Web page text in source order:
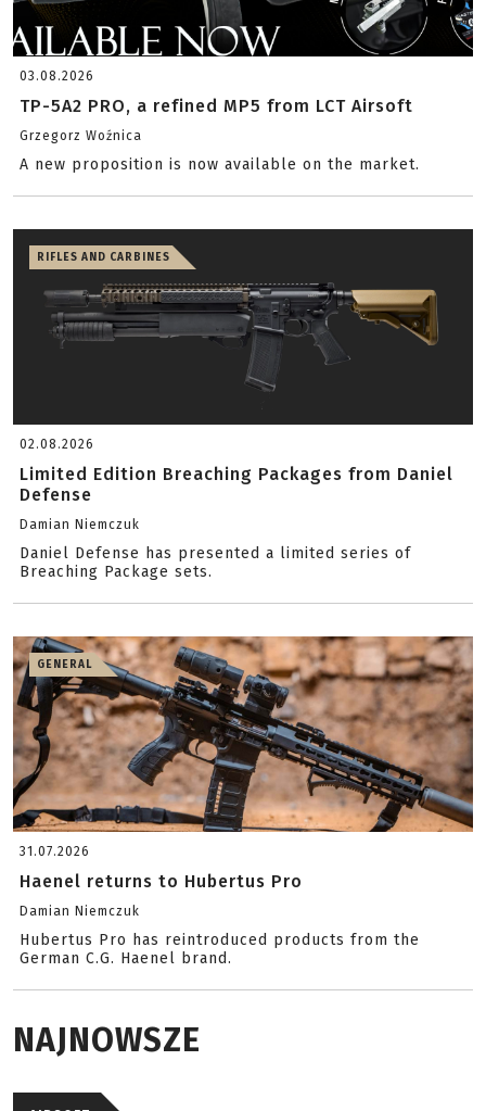
03.08.2026
TP-5A2 PRO, a refined MP5 from LCT Airsoft
Grzegorz Woźnica
A new proposition is now available on the market.
RIFLES AND CARBINES
02.08.2026
Limited Edition Breaching Packages from Daniel
Defense
Damian Niemczuk
Daniel Defense has presented a limited series of
Breaching Package sets.
GENERAL
31.07.2026
Haenel returns to Hubertus Pro
Damian Niemczuk
Hubertus Pro has reintroduced products from the
German C.G. Haenel brand.
NAJNOWSZE